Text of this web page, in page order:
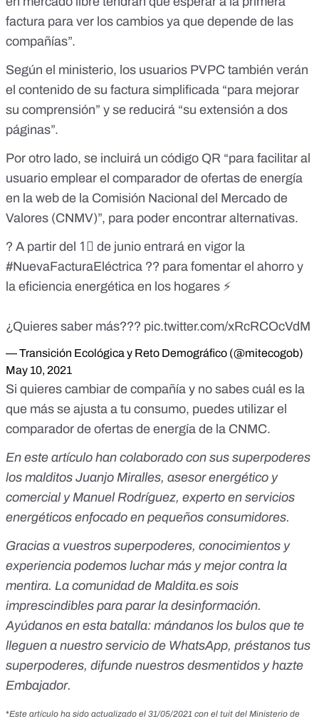
factura para ver los cambios ya que depende de las
compañías”.
Según el ministerio, los usuarios PVPC también verán
el contenido de su factura simplificada “para mejorar
su comprensión” y se reducirá “su extensión a dos
páginas”.
Por otro lado, se incluirá un código QR “para facilitar al
usuario emplear el comparador de ofertas de energía
en la web de la Comisión Nacional del Mercado de
Valores (CNMV)”, para poder encontrar alternativas.
? A partir del 1⃣ de junio entrará en vigor la
#NuevaFacturaEléctrica ?? para fomentar el ahorro y
la eficiencia energética en los hogares ⚡️
¿Quieres saber más??? pic.twitter.com/xRcRCOcVdM
— Transición Ecológica y Reto Demográfico (@mitecogob)
May 10, 2021
Si quieres cambiar de compañía y no sabes cuál es la
que más se ajusta a tu consumo, puedes utilizar el
comparador de ofertas de energía de la CNMC.
En este artículo han colaborado con sus superpoderes
los malditos Juanjo Miralles, asesor energético y
comercial y Manuel Rodríguez, experto en servicios
energéticos enfocado en pequeños consumidores.
Gracias a vuestros superpoderes, conocimientos y
experiencia podemos luchar más y mejor contra la
mentira. La comunidad de Maldita.es sois
imprescindibles para parar la desinformación.
Ayúdanos en esta batalla: mándanos los bulos que te
lleguen a nuestro servicio de WhatsApp, préstanos tus
superpoderes, difunde nuestros desmentidos yhazte
Embajador.
*Este artículo ha sido actualizado el 31/05/2021 con el tuit del Ministerio de